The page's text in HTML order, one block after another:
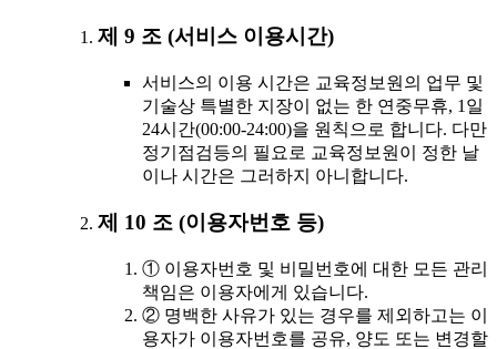
제 9 조 (서비스 이용시간)
서비스의 이용 시간은 교육정보원의 업무 및
기술상 특별한 지장이 없는 한 연중무휴, 1일
24시간(00:00-24:00)을 원칙으로 합니다. 다만
정기점검등의 필요로 교육정보원이 정한 날
이나 시간은 그러하지 아니합니다.
제 10 조 (이용자번호 등)
① 이용자번호 및 비밀번호에 대한 모든 관리
책임은 이용자에게 있습니다.
② 명백한 사유가 있는 경우를 제외하고는 이
용자가 이용자번호를 공유, 양도 또는 변경할